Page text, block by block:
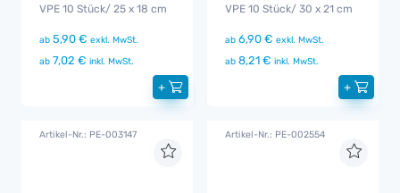
VPE 10 Stück/ 25 x 18 cm
ab 5,90 € exkl. MwSt.
ab 7,02 € inkl. MwSt.
+
VPE 10 Stück/ 30 x 21 cm
ab 6,90 € exkl. MwSt.
ab 8,21 € inkl. MwSt.
+
Artikel-Nr.: PE-003147 Artikel-Nr.: PE-002554